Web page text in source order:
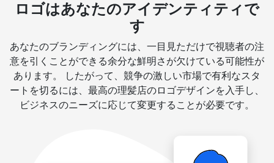
ロゴはあなたのアイデンティティで
す
あなたのブランディングには、一目見ただけで視聴者の注
意を引くことができる余分な鮮明さが欠けている可能性が
あります。 したがって、競争の激しい市場で有利なスタ
ートを切るには、最高の理髪店のロゴデザインを入手し、
ビジネスのニーズに応じて変更することが必要です。